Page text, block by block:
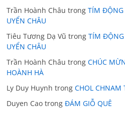
Trần Hoành Châu trongTÍM ĐỘNG
UYỂN CHÂU
Tiêu Tương Dạ Vũ trongTÍM ĐỘNG
UYỂN CHÂU
Trần Hoành Châu trongCHÚC
HOÀNH HÀ
Ly Duy Huynh trongCHOL CHNAM
Duyen Cao trongĐÁM GIỖ QUÊ